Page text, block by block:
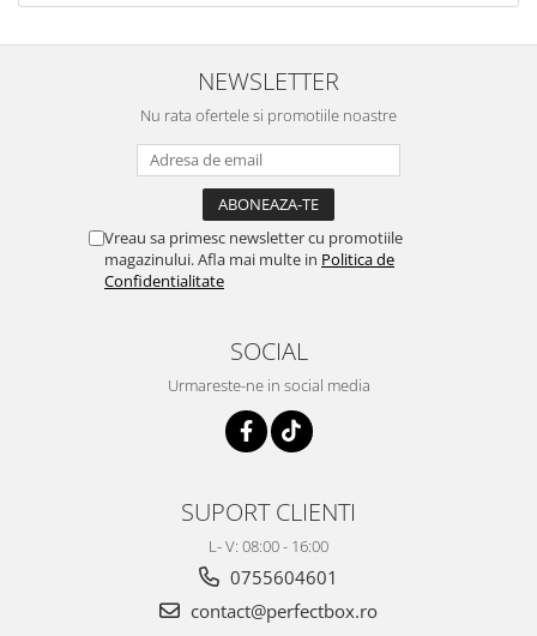
NEWSLETTER
Nu rata ofertele si promotiile noastre
Vreau sa primesc newsletter cu promotiile
magazinului. Afla mai multe in Politica de
Confidentialitate
SOCIAL
Urmareste-ne in social media
SUPORT CLIENTI
L- V: 08:00 - 16:00
0755604601
contact@perfectbox.ro